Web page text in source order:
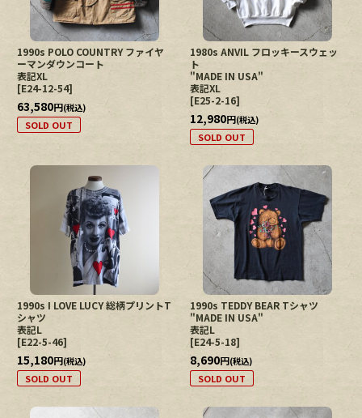
1990s POLO COUNTRY ファイヤ
ーマンダウンコート
表記XL
[E24-12-54]
63,580円(税込)
SOLD OUT
1980s ANVIL フロッキースウェッ
ト
"MADE IN USA"
表記XL
[E25-2-16]
12,980円(税込)
SOLD OUT
1990s I LOVE LUCY 総柄プリントT
シャツ
表記L
[E22-5-46]
15,180円(税込)
SOLD OUT
1990s TEDDY BEAR Tシャツ
"MADE IN USA"
表記L
[E24-5-18]
8,690円(税込)
SOLD OUT